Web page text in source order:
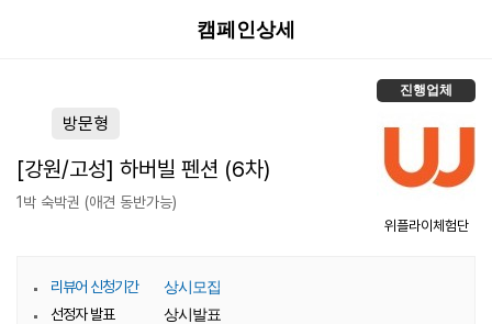
캠페인상세
방문형
[강원/고성] 하버빌 펜션 (6차)
1박 숙박권 (애견 동반가능)
진행업체
위플라이체험단
리뷰어 신청기간 상시모집
선정자 발표 상시발표